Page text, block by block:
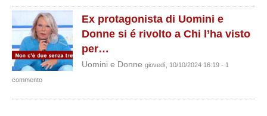
Ex protagonista di Uomini e
Donne si é rivolto a Chi l’ha visto
per…
Uomini e Donne giovedì, 10/10/2024 16:19 - 1
commento